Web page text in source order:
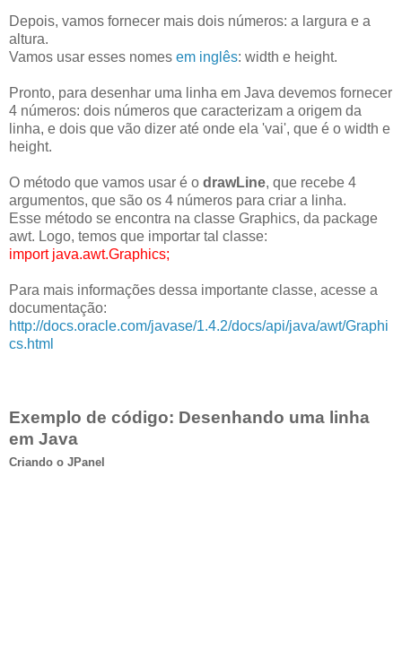
Depois, vamos fornecer mais dois números: a largura e a
altura.
Vamos usar esses nomes em inglês: width e height.
Pronto, para desenhar uma linha em Java devemos fornecer
4 números: dois números que caracterizam a origem da
linha, e dois que vão dizer até onde ela 'vai', que é o width e
height.
O método que vamos usar é o drawLine, que recebe 4
argumentos, que são os 4 números para criar a linha.
Esse método se encontra na classe Graphics, da package
awt. Logo, temos que importar tal classe:
import java.awt.Graphics;
Para mais informações dessa importante classe, acesse a
documentação:
http://docs.oracle.com/javase/1.4.2/docs/api/java/awt/Graphi
cs.html
Exemplo de código: Desenhando uma linha
em Java
Criando o JPanel